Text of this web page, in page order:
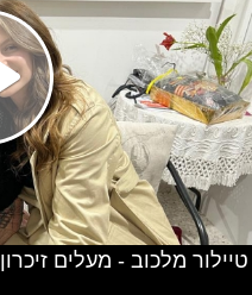
טיילור מלכוב - מעלים זיכרון